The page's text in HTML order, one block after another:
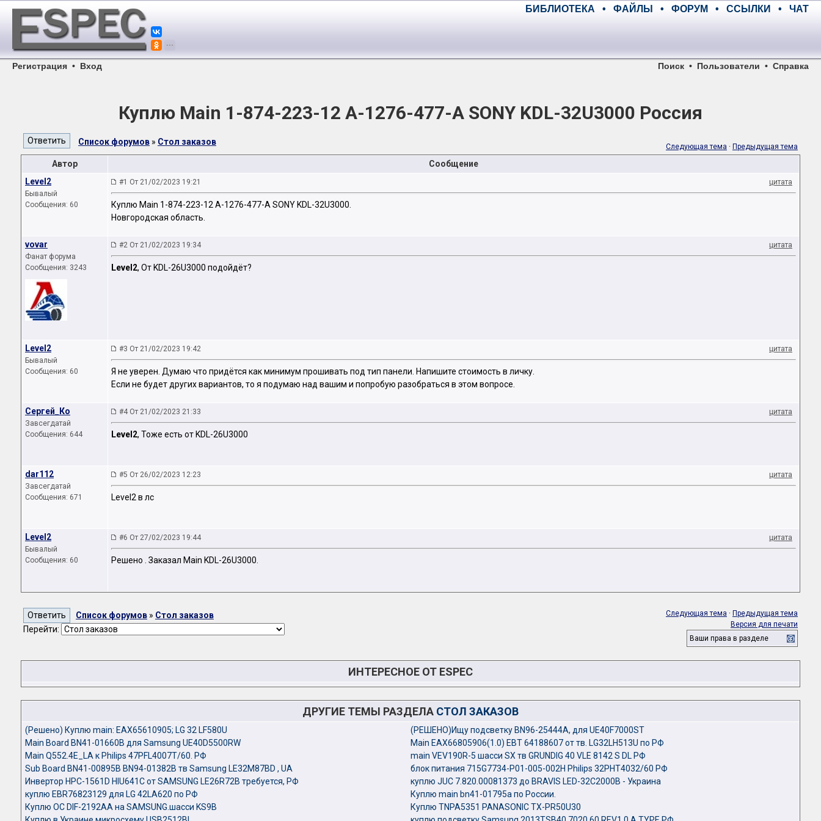
БИБЛИОТЕКА • ФАЙЛЫ • ФОРУМ • ССЫЛКИ • ЧАТ
Регистрация • Вход Поиск • Пользователи • Справка
Куплю Main 1-874-223-12 A-1276-477-A SONY KDL-32U3000 Россия
Список форумов » Стол заказов Следующая тема · Предыдущая тема
Автор
Сообщение
Level2
Бывалый
Сообщения: 60
#1 От 21/02/2023 19:21 цитата
Куплю Main 1-874-223-12 A-1276-477-A SONY KDL-32U3000.
Новгородская область.
vovar
Фанат форума
Сообщения: 3243
#2 От 21/02/2023 19:34 цитата
Level2, От KDL-26U3000 подойдёт?
Level2
Бывалый
Сообщения: 60
#3 От 21/02/2023 19:42 цитата
Я не уверен. Думаю что придётся как минимум прошивать под тип панели. Напишите стоимость в личку.
Если не будет других вариантов, то я подумаю над вашим и попробую разобраться в этом вопросе.
Сергей_Ко
Завсегдатай
Сообщения: 644
#4 От 21/02/2023 21:33 цитата
Level2, Тоже есть от KDL-26U3000
dar112
Завсегдатай
Сообщения: 671
#5 От 26/02/2023 12:23 цитата
Level2 в лс
Level2
Бывалый
Сообщения: 60
#6 От 27/02/2023 19:44 цитата
Решено . Заказал Main KDL-26U3000.
Список форумов » Стол заказов
Перейти:
Следующая тема · Предыдущая тема
Версия для печати
Ваши права в разделе
ИНТЕРЕСНОЕ ОТ ESPEC
ДРУГИЕ ТЕМЫ РАЗДЕЛА СТОЛ ЗАКАЗОВ
(Решено) Куплю main: EAX65610905; LG 32 LF580U
(РЕШЕНО)Ищу подсветку BN96-25444A, для UE40F7000ST
Main Board BN41-01660B для Samsung UE40D5500RW
Main EAX66805906(1.0) EBT 64188607 от тв. LG32LH513U по РФ
Main Q552.4E_LA к Philips 47PFL4007T/60. РФ
main VEV190R-5 шасси SX тв GRUNDIG 40 VLE 8142 S DL РФ
Sub Board BN41-00895B BN94-01382B тв Samsung LE32M87BD , UA
блок питания 715G7734-P01-005-002H Philips 32PHT4032/60 РФ
Инвертор HPC-1561D HIU641C от SAMSUNG LE26R72B требуется, РФ
куплю JUC 7.820.00081373 до BRAVIS LED-32C2000B - Украина
куплю EBR76823129 для LG 42LA620 по РФ
Куплю main bn41-01795a по России.
Куплю OC DIF-2192AA на SAMSUNG.шасси KS9B
Куплю TNPA5351 PANASONIC TX-PR50U30